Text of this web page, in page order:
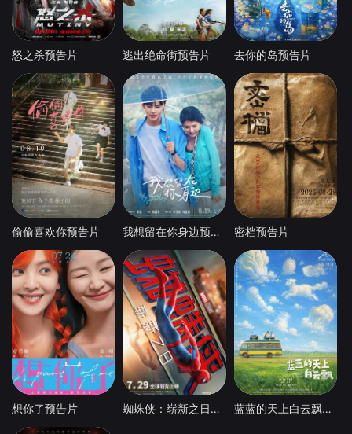
怒之杀预告片 逃出绝命街预告片 去你的岛预告片
偷偷喜欢你预告片 我想留在你身边预告片 密档预告片
想你了预告片 蜘蛛侠：崭新之日预告片 蓝蓝的天上白云飘预告片